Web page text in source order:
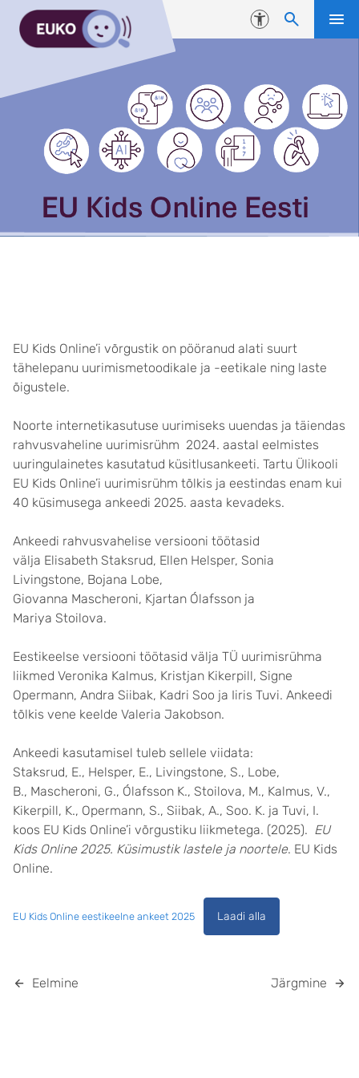
Liigu edasi põhisisu juurde
Juurdepääsetavus
EU Kids Online’i võrgustik on pööranud alati suurt
tähelepanu uurimismetoodikale ja -eetikale ning laste
õigustele.
Noorte internetikasutuse uurimiseks uuendas ja täiendas
rahvusvaheline uurimisrühm 2024. aastal eelmistes
uuringulainetes kasutatud küsitlusankeeti. Tartu Ülikooli
EU Kids Online’i uurimisrühm tõlkis ja eestindas enam kui
40 küsimusega ankeedi 2025. aasta kevadeks.
Ankeedi rahvusvahelise versiooni töötasid
välja Elisabeth Staksrud, Ellen Helsper, Sonia
Livingstone, Bojana Lobe,
Giovanna Mascheroni, Kjartan Ólafsson ja
Mariya Stoilova.
Eestikeelse versiooni töötasid välja TÜ uurimisrühma
liikmed Veronika Kalmus, Kristjan Kikerpill, Signe
Opermann, Andra Siibak, Kadri Soo ja Iiris Tuvi. Ankeedi
tõlkis vene keelde Valeria Jakobson.
Ankeedi kasutamisel tuleb sellele viidata:
Staksrud, E., Helsper, E., Livingstone, S., Lobe,
B., Mascheroni, G., Ólafsson K., Stoilova, M., Kalmus, V.,
Kikerpill, K., Opermann, S., Siibak, A., Soo. K. ja Tuvi, I.
koos EU Kids Online’i võrgustiku liikmetega. (2025). EU
Kids Online 2025. Küsimustik lastele ja noortele. EU Kids
Online.
EU Kids Online eestikeelne ankeet 2025 Laadi alla
Eelmine Järgmine